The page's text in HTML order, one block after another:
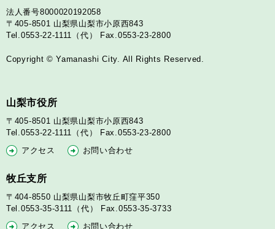
法人番号8000020192058
〒405-8501 山梨県山梨市小原西843
Tel.0553-22-1111（代）
Fax.0553-23-2800
Copyright © Yamanashi City. All Rights Reserved.
山梨市役所
〒405-8501 山梨県山梨市小原西843
Tel.0553-22-1111（代）
Fax.0553-23-2800
アクセス
お問い合わせ
牧丘支所
〒404-8550 山梨県山梨市牧丘町窪平350
Tel.0553-35-3111（代）
Fax.0553-35-3733
アクセス
お問い合わせ